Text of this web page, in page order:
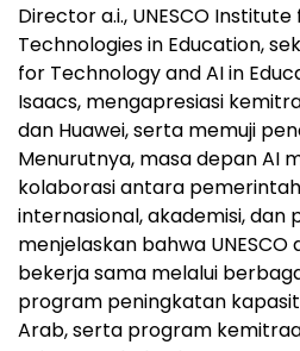
Director a.i., UNESCO
Technologies in Education,
for Technology and AI in
Isaacs, mengapresiasi
dan Huawei, serta memuji
Menurutnya, masa depan AI
kolaborasi antara
internasional, akademisi, dan
menjelaskan bahwa UNESCO
bekerja sama melalui
program peningkatan
Arab, serta program